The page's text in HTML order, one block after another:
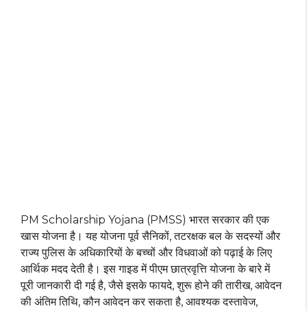
PM Scholarship Yojana (PMSS) भारत सरकार की एक
खास योजना है। यह योजना पूर्व सैनिकों, तटरक्षक बल के सदस्यों और
राज्य पुलिस के अधिकारियों के बच्चों और विधवाओं को पढ़ाई के लिए
आर्थिक मदद देती है। इस गाइड में पीएम छात्रवृत्ति योजना के बारे में
पूरी जानकारी दी गई है, जैसे इसके फायदे, शुरू होने की तारीख, आवेदन
की अंतिम तिथि, कौन आवेदन कर सकता है, आवश्यक दस्तावेज,